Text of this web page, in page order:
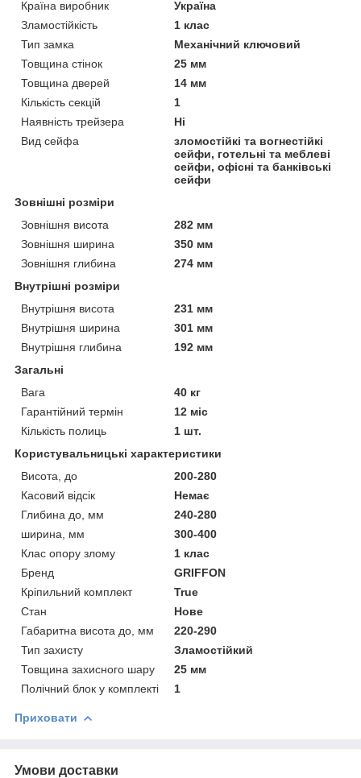
Країна виробник
Україна
Зламостійкість
1 клас
Тип замка
Механічний ключовий
Товщина стінок
25 мм
Товщина дверей
14 мм
Кількість секцій
1
Наявність трейзера
Ні
Вид сейфа
зломостійкі та вогнестійкі
сейфи, готельні та меблеві
сейфи, офісні та банківські
сейфи
Зовнішні розміри
Зовнішня висота
282 мм
Зовнішня ширина
350 мм
Зовнішня глибина
274 мм
Внутрішні розміри
Внутрішня висота
231 мм
Внутрішня ширина
301 мм
Внутрішня глибина
192 мм
Загальні
Вага
40 кг
Гарантійний термін
12 міс
Кількість полиць
1 шт.
Користувальницькі характеристики
Висота, до
200-280
Касовий відсік
Немає
Глибина до, мм
240-280
ширина, мм
300-400
Клас опору злому
1 клас
Бренд
GRIFFON
Кріпильний комплект
True
Стан
Нове
Габаритна висота до, мм
220-290
Тип захисту
Зламостійкий
Товщина захисного шару
25 мм
Полічний блок у комплекті
1
Приховати
Умови доставки